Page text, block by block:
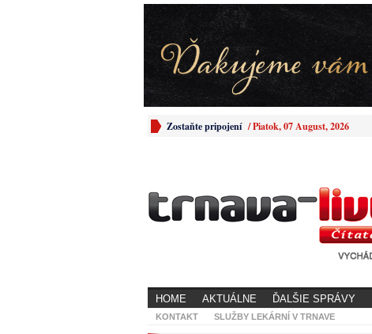
Zostaňte pripojení /Piatok, 07 August, 2026
HOME AKTUÁLNE ĎALŠIE SPRÁVY
KONTAKT SLUŽBY LEKÁRNÍ V TRNAVE